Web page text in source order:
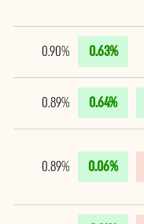
0.63%
0.90%
0.64%
0.89%
0.06%
0.89%